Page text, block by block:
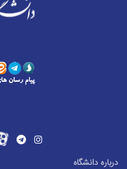
درباره دانشگاه